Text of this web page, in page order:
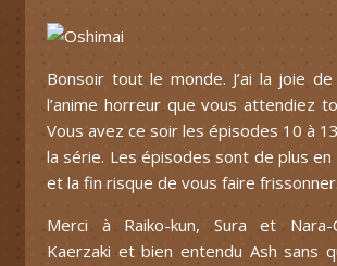
Bonsoir tout le monde. J’ai la joie
l’anime horreur que vous attendiez
Vous avez ce soir les épisodes 10 à
la série. Les épisodes sont de plus
et la fin risque de vous faire frissonner.
Merci à Raiko-kun, Sura et
Kaerzaki et bien entendu Ash sans